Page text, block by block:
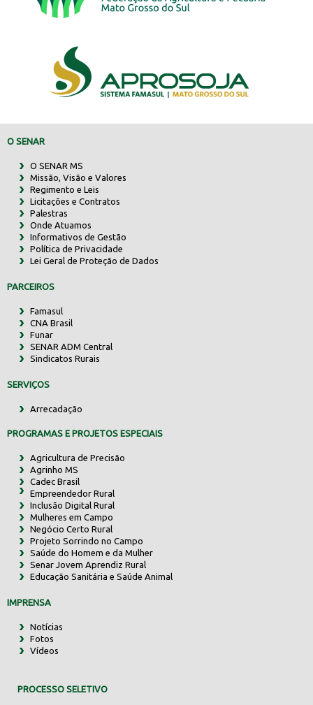
O SENAR
O SENAR MS
Missão, Visão e Valores
Regimento e Leis
Licitações e Contratos
Palestras
Onde Atuamos
Informativos de Gestão
Política de Privacidade
Lei Geral de Proteção de Dados
PARCEIROS
Famasul
CNA Brasil
Funar
SENAR ADM Central
Sindicatos Rurais
SERVIÇOS
Arrecadação
PROGRAMAS E PROJETOS ESPECIAIS
Agricultura de Precisão
Agrinho MS
Cadec Brasil
Empreendedor Rural
Inclusão Digital Rural
Mulheres em Campo
Negócio Certo Rural
Projeto Sorrindo no Campo
Saúde do Homem e da Mulher
Senar Jovem Aprendiz Rural
Educação Sanitária e Saúde Animal
IMPRENSA
Notícias
Fotos
Vídeos
PROCESSO SELETIVO